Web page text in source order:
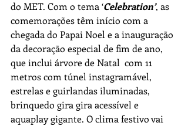
do MET. Com o tema ‘Celebration’, as
comemorações têm início com a
chegada do Papai Noel e a inauguração
da decoração especial de fim de ano,
que inclui árvore de Natal  com 11
metros com túnel instagramável,
estrelas e guirlandas iluminadas,
brinquedo gira gira acessível e
aquaplay gigante. O clima festivo vai